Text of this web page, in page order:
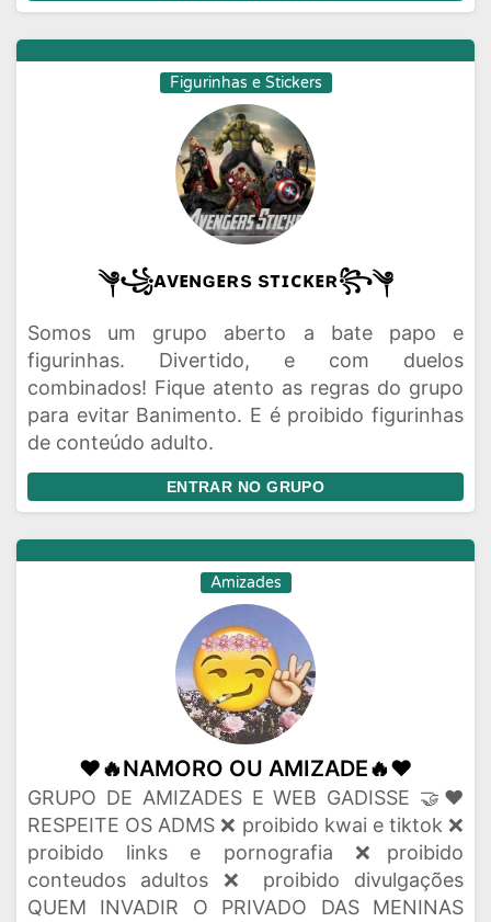
Figurinhas e Stickers
༆꧁ᴀᴠᴇɴɢᴇʀs sᴛɪᴄᴋᴇʀ꧂༆
Somos um grupo aberto a bate papo e
figurinhas. Divertido, e com duelos
combinados! Fique atento as regras do grupo
para evitar Banimento. E é proibido figurinhas
de conteúdo adulto.
ENTRAR NO GRUPO
Amizades
❤️🔥NAMORO OU AMIZADE🔥❤
GRUPO DE AMIZADES E WEB GADISSE 🤝❤
RESPEITE OS ADMS ❌ proibido kwai e tiktok ❌
proibido links e pornografia ❌proibido
conteudos adultos ❌ proibido divulgações
QUEM INVADIR O PRIVADO DAS MENINAS